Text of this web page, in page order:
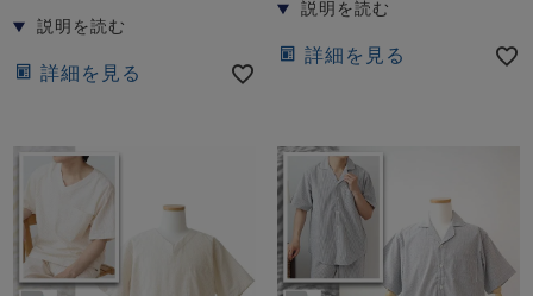
- Item Ranking -
新着商品
- New Arrival -
すべての季節のパジャマ一覧はこちら
詳細を見る
詳細を見る